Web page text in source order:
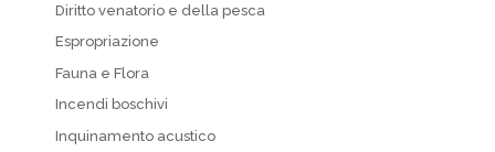
Diritto venatorio e della pesca
Espropriazione
Fauna e Flora
Incendi boschivi
Inquinamento acustico